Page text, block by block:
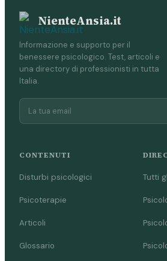
NienteAnsia.it
Informazione e supporto per il
benessere psicologico. Test, articoli e
una directory di professionisti in tutta
Italia.
CONTENUTI
Disturbi psicologici
Psicoterapie
Articoli
Glossario
Tutti